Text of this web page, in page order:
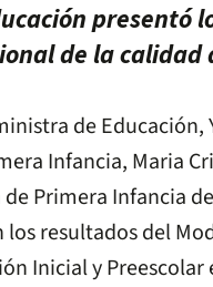
presentó
de la calidad
de Educación,
Infancia, Maria
Primera Infancia
resultados del
Inicial y Preescolar